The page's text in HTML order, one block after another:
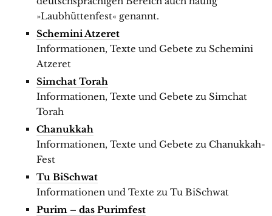
»Laubhüttenfest« genannt.
Schemini Atzeret
Informationen, Texte und Gebete zu Schemini
Atzeret
Simchat Torah
Informationen, Texte und Gebete zu Simchat
Torah
Chanukkah
Informationen, Texte und Gebete zu Chanukkah-
Fest
Tu BiSchwat
Informationen und Texte zu Tu BiSchwat
Purim – das Purimfest